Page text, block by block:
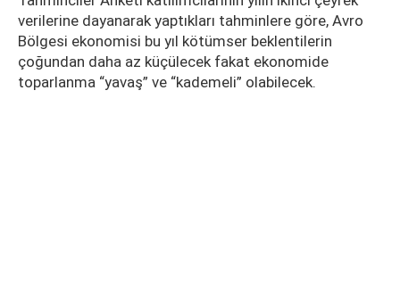
verilerine dayanarak yaptıkları tahminlere göre, Avro
Bölgesi ekonomisi bu yıl kötümser beklentilerin
çoğundan daha az küçülecek fakat ekonomide
toparlanma “yavaş” ve “kademeli” olabilecek.